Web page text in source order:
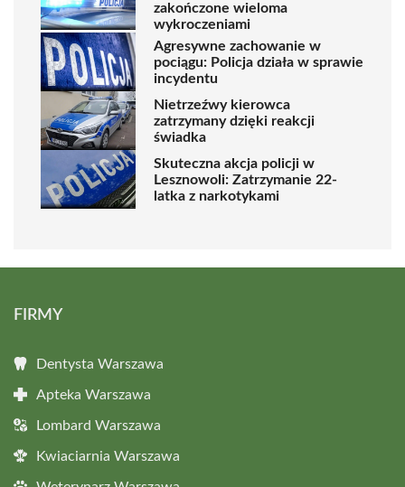
zakończone wieloma
wykroczeniami
Agresywne zachowanie w
pociągu: Policja działa w sprawie
incydentu
Nietrzeźwy kierowca
zatrzymany dzięki reakcji
świadka
Skuteczna akcja policji w
Lesznowoli: Zatrzymanie 22-
latka z narkotykami
FIRMY
Dentysta Warszawa
Apteka Warszawa
Lombard Warszawa
Kwiaciarnia Warszawa